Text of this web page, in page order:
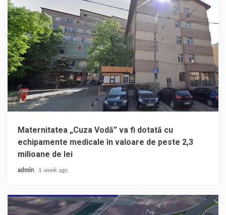
Maternitatea „Cuza Vodă” va fi dotată cu
echipamente medicale în valoare de peste 2,3
milioane de lei
admin 1 week ago